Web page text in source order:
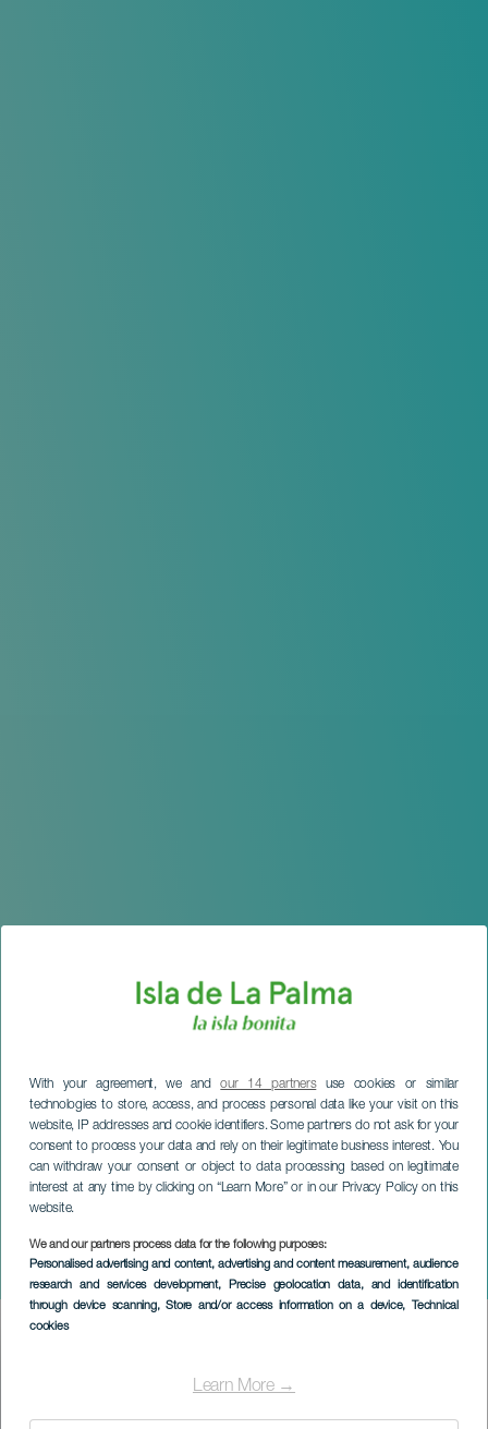
With your agreement, we andour 14 partnersuse cookies or similar
technologies to store, access, and process personal data like your visit on this
website, IP addresses and cookie identifiers. Some partners do not ask for your
consent to process your data and rely on their legitimate business interest. You
can withdraw your consent or object to data processing based on legitimate
interest at any time by clicking on “Learn More” or in our Privacy Policy on this
website.
We and our partners process data for the following purposes:
Personalised advertising and content, advertising and content measurement, audience
research and services development, Precise geolocation data, and identification
through device scanning, Store and/or access information on a device, Technical
cookies
Learn More →
El Rey solitario: El musical
LA PALMA
Imagen